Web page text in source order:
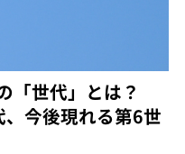
「世代」とは？
今後現れる第6世